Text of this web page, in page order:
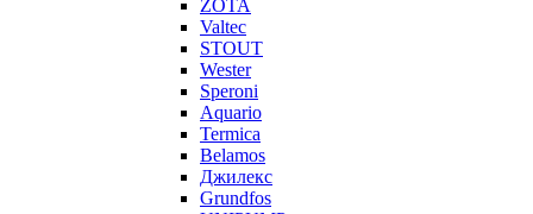
ZOTA
Valtec
STOUT
Wester
Speroni
Aquario
Termica
Belamos
Джилекс
Grundfos